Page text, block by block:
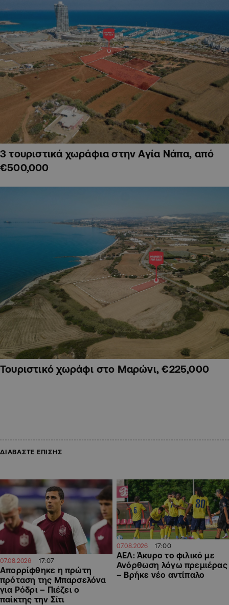
3 τουριστικά χωράφια στην Αγία Νάπα, από
€500,000
Τουριστικό χωράφι στο Μαρώνι, €225,000
ΔΙΑΒΑΣΤΕ ΕΠΙΣΗΣ
07.08.2026 17:07
Απορρίφθηκε η πρώτη
πρόταση της Μπαρσελόνα
για Ρόδρι – Πιέζει ο
παίκτης την Σίτι
07.08.2026 17:00
ΑΕΛ: Άκυρο το φιλικό με
Ανόρθωση λόγω πρεμιέρας
– Βρήκε νέο αντίπαλο